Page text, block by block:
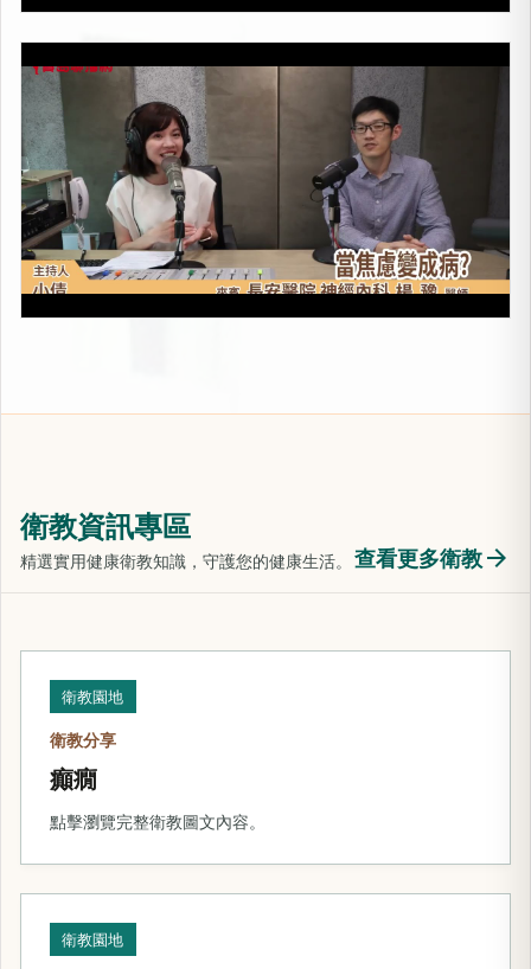
上架時間：2026-05-08
衛教資訊專區
精選實用健康衛教知識，守護您的健康生活。 查看更多衛教arrow_forward
衛教園地
衛教分享
癲癇
點擊瀏覽完整衛教圖文內容。
衛教園地